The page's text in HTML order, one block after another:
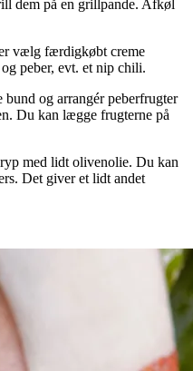
dem på en grillpande. Afkøl
vælg færdigkøbt creme
peber, evt. et nip chili.
bund og arrangér peberfrugter
Du kan lægge frugterne på
med lidt olivenolie. Du kan
Det giver et lidt andet